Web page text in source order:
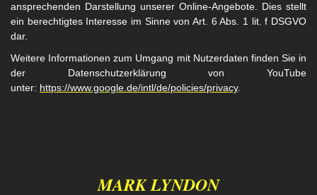
ansprechenden Darstellung unserer Online-Angebote. Dies stellt
ein berechtigtes Interesse im Sinne von Art. 6 Abs. 1 lit. f DSGVO
dar.
Weitere Informationen zum Umgang mit Nutzerdaten finden Sie in
der Datenschutzerklärung von YouTube
unter: https://www.google.de/intl/de/policies/privacy.
MARK LYNDON